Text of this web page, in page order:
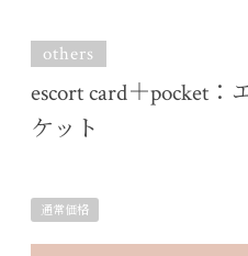
others
escort card＋pocket
ケット
通常価格